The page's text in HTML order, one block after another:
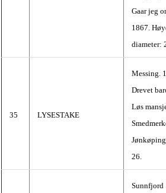
Gaar jeg
1867.
diameter:
35 LYSESTAKE
Messing.
Drevet
Løs
26.
Sunnfjord